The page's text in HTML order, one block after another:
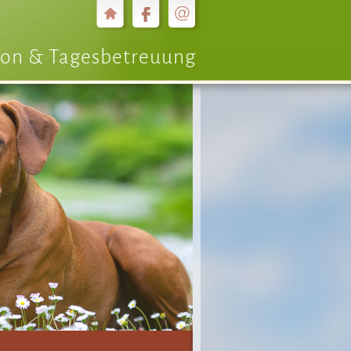
& Tagesbetreuung